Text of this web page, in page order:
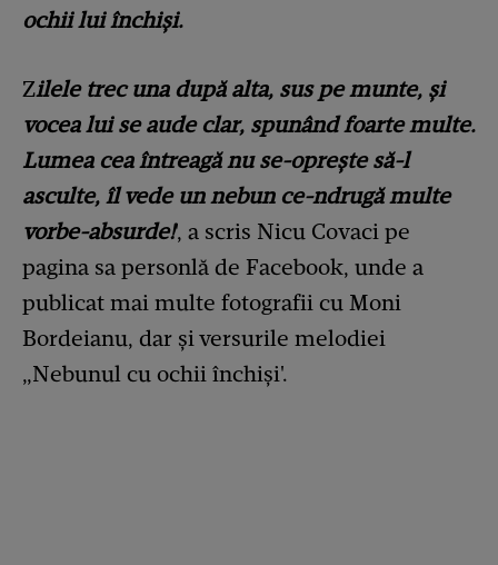
ochii lui închişi.
Zilele trec una după alta, sus pe munte, şi
vocea lui se aude clar, spunând foarte multe.
Lumea cea întreagă nu se-opreşte să-l
asculte, îl vede un nebun ce-ndrugă multe
vorbe-absurde!', a scris Nicu Covaci pe
pagina sa personlă de Facebook, unde a
publicat mai multe fotografii cu Moni
Bordeianu, dar și versurile melodiei
„Nebunul cu ochii închiși'.